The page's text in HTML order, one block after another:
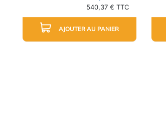
540,37 € TTC
AJOUTER AU PANIER